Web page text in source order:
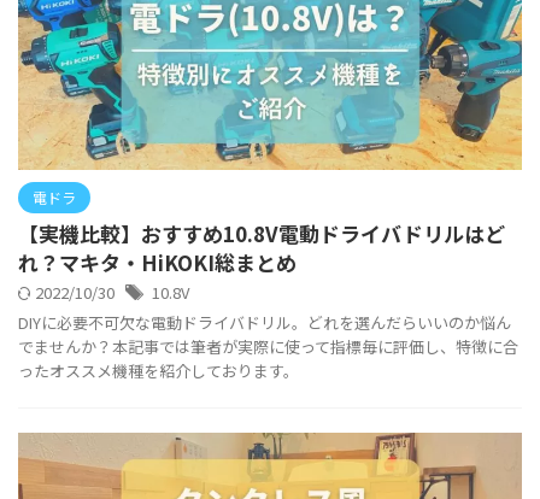
電ドラ
【実機比較】おすすめ10.8V電動ドライバドリルはど
れ？マキタ・HiKOKI総まとめ
2022/10/30
10.8V
DIYに必要不可欠な電動ドライバドリル。どれを選んだらいいのか悩ん
でませんか？本記事では筆者が実際に使って指標毎に評価し、特徴に合
ったオススメ機種を紹介しております。